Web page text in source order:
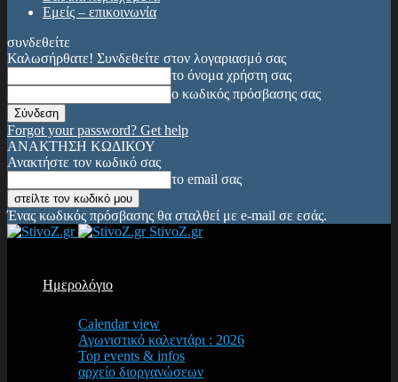
Εμείς – επικοινωνία
συνδεθείτε
Καλωσήρθατε! Συνδεθείτε στον λογαριασμό σας
το όνομα χρήστη σας
ο κωδικός πρόσβασης σας
Forgot your password? Get help
ΑΝΑΚΤΗΣΗ ΚΩΔΙΚΟΥ
Ανακτήστε τον κωδικό σας
το email σας
Ένας κωδικός πρόσβασης θα σταλθεί με e-mail σε εσάς.
StivoZ.gr
Ημερολόγιο
Calendar view
Αγωνιστικό καλεντάρι : 2026
Top events & infos
αρχείο διοργανώσεων